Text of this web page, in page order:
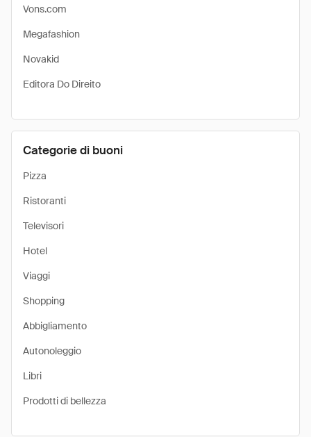
Vons.com
Megafashion
Novakid
Editora Do Direito
Categorie di buoni
Pizza
Ristoranti
Televisori
Hotel
Viaggi
Shopping
Abbigliamento
Autonoleggio
Libri
Prodotti di bellezza